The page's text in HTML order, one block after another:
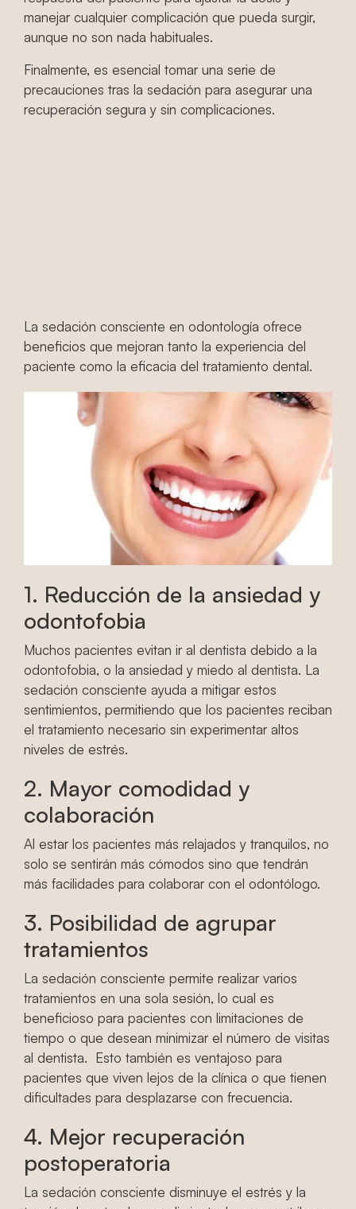
manejar cualquier complicación que pueda surgir,
aunque no son nada habituales.
Finalmente, es esencial tomar una serie de
precauciones tras la sedación para asegurar una
recuperación segura y sin complicaciones.
La sedación consciente en odontología ofrece
beneficios que mejoran tanto la experiencia del
paciente como la eficacia del tratamiento dental.
1. Reducción de la ansiedad y
odontofobia
Muchos pacientes evitan ir al dentista debido a la
odontofobia, o la ansiedad y miedo al dentista. La
sedación consciente ayuda a mitigar estos
sentimientos, permitiendo que los pacientes reciban
el tratamiento necesario sin experimentar altos
niveles de estrés.
2. Mayor comodidad y
colaboración
Al estar los pacientes más relajados y tranquilos, no
solo se sentirán más cómodos sino que tendrán
más facilidades para colaborar con el odontólogo.
3. Posibilidad de agrupar
tratamientos
La sedación consciente permite realizar varios
tratamientos en una sola sesión, lo cual es
beneficioso para pacientes con limitaciones de
tiempo o que desean minimizar el número de visitas
al dentista. Esto también es ventajoso para
pacientes que viven lejos de la clínica o que tienen
dificultades para desplazarse con frecuencia.
4. Mejor recuperación
postoperatoria
La sedación consciente disminuye el estrés y la